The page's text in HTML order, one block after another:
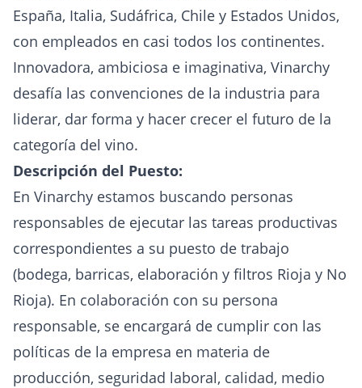
España, Italia, Sudáfrica, Chile y Estados Unidos,
con empleados en casi todos los continentes.
Innovadora, ambiciosa e imaginativa, Vinarchy
desafía las convenciones de la industria para
liderar, dar forma y hacer crecer el futuro de la
categoría del vino.
Descripción del Puesto:
En Vinarchy estamos buscando personas
responsables de ejecutar las tareas productivas
correspondientes a su puesto de trabajo
(bodega, barricas, elaboración y filtros Rioja y No
Rioja). En colaboración con su persona
responsable, se encargará de cumplir con las
políticas de la empresa en materia de
producción, seguridad laboral, calidad, medio